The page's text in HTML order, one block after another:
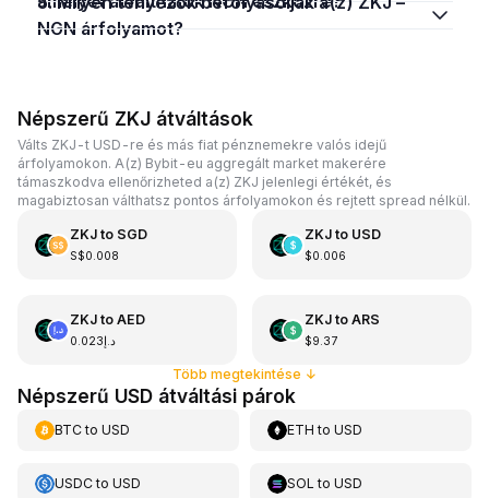
NGN árfolyamot?
Népszerű ZKJ átváltások
Válts ZKJ-t USD-re és más fiat pénznemekre valós idejű
árfolyamokon. A(z) Bybit-eu aggregált market makerére
támaszkodva ellenőrizheted a(z) ZKJ jelenlegi értékét, és
magabiztosan válthatsz pontos árfolyamokon és rejtett spread nélkül.
ZKJto SGD
S$0.008
ZKJto USD
$0.006
ZKJto AED
د.إ0.023
ZKJto ARS
$9.37
Több megtekintése ↓
Népszerű USD átváltási párok
BTCto USD ETH toUSD
USDCto USD SOL toUSD